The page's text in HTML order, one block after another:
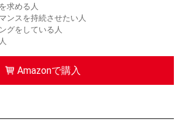
求める人
ンスを持続させたい人
グをしている人
Amazonで購入